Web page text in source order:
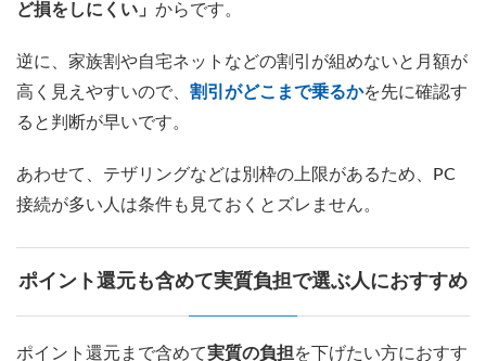
ど損をしにくい」 からです。
逆に、家族割や自宅ネットなどの割引が組めないと月額が
高く見えやすいので、 割引がどこまで乗るかを先に確認す
ると判断が早いです。
あわせて、テザリングなどは別枠の上限があるため、PC
接続が多い人は条件も見ておくとズレません。
ポイント還元も含めて実質負担で選ぶ人におすすめ
ポイント還元まで含めて実質の負担を下げたい方におすす